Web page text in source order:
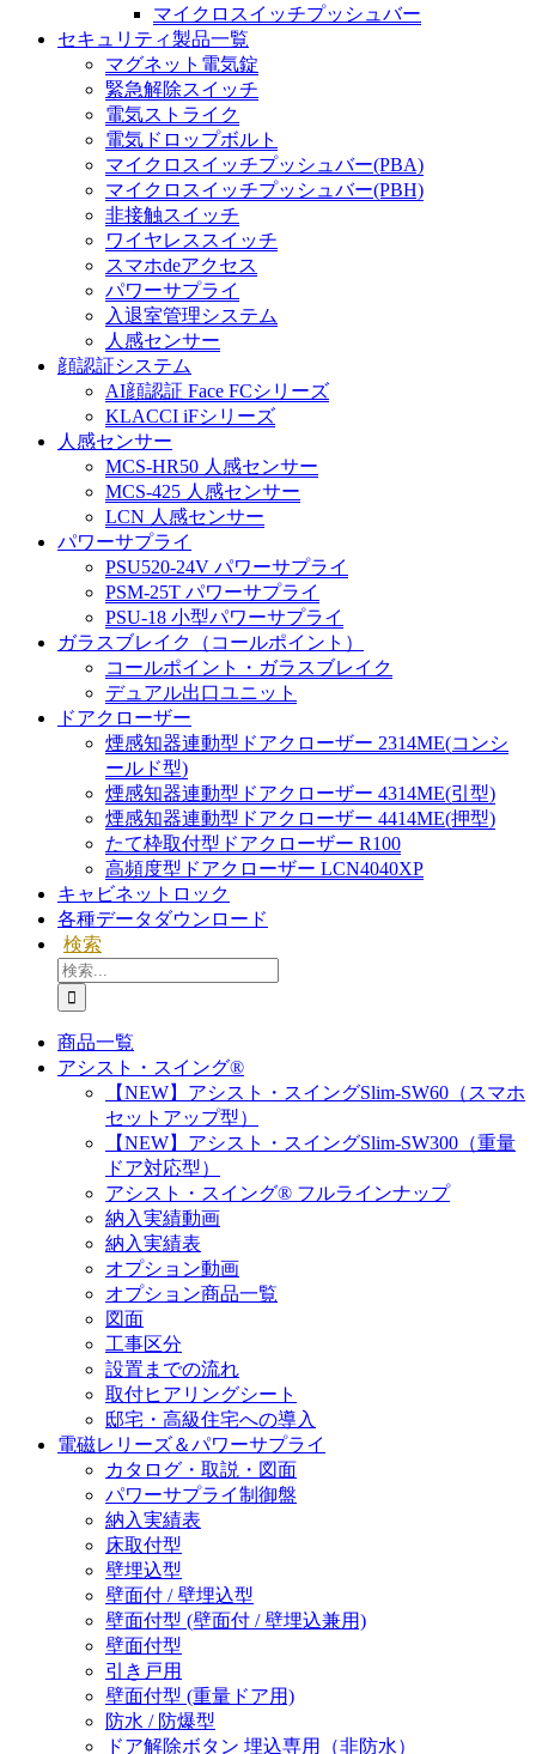
マイクロスイッチプッシュバー
セキュリティ製品一覧
マグネット電気錠
緊急解除スイッチ
電気ストライク
電気ドロップボルト
マイクロスイッチプッシュバー(PBA)
マイクロスイッチプッシュバー(PBH)
非接触スイッチ
ワイヤレススイッチ
スマホdeアクセス
パワーサプライ
入退室管理システム
人感センサー
顔認証システム
AI顔認証 Face FCシリーズ
KLACCI iFシリーズ
人感センサー
MCS-HR50 人感センサー
MCS-425 人感センサー
LCN 人感センサー
パワーサプライ
PSU520-24V パワーサプライ
PSM-25T パワーサプライ
PSU-18 小型パワーサプライ
ガラスブレイク（コールポイント）
コールポイント・ガラスブレイク
デュアル出口ユニット
ドアクローザー
煙感知器連動型ドアクローザー 2314ME(コンシ
ールド型)
煙感知器連動型ドアクローザー 4314ME(引型)
煙感知器連動型ドアクローザー 4414ME(押型)
たて枠取付型ドアクローザー R100
高頻度型ドアクローザー LCN4040XP
キャビネットロック
各種データダウンロード
検索
検
索
…
商品一覧
アシスト・スイング®
【NEW】アシスト・スイングSlim-SW60（スマホ
セットアップ型）
【NEW】アシスト・スイングSlim-SW300（重量
ドア対応型）
アシスト・スイング® フルラインナップ
納入実績動画
納入実績表
オプション動画
オプション商品一覧
図面
工事区分
設置までの流れ
取付ヒアリングシート
邸宅・高級住宅への導入
電磁レリーズ＆パワーサプライ
カタログ・取説・図面
パワーサプライ制御盤
納入実績表
床取付型
壁埋込型
壁面付 / 壁埋込型
壁面付型 (壁面付 / 壁埋込兼用)
壁面付型
引き戸用
壁面付型 (重量ドア用)
防水 / 防爆型
ドア解除ボタン 埋込専用（非防水）